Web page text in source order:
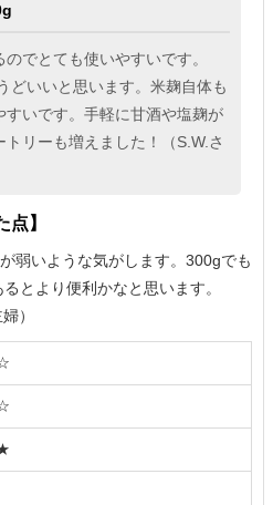
でとても使いやすいです。
どいいと思います。米麹自体も
いです。手軽に甘酒や塩麹が
リーも増えました！（S.W.さ
点】
弱いような気がします。300gでも
とより便利かなと思います。
）